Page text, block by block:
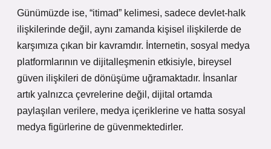
Günümüzde ise, “itimad” kelimesi, sadece devlet-halk
ilişkilerinde değil, aynı zamanda kişisel ilişkilerde de
karşımıza çıkan bir kavramdır. İnternetin, sosyal medya
platformlarının ve dijitalleşmenin etkisiyle, bireysel
güven ilişkileri de dönüşüme uğramaktadır. İnsanlar
artık yalnızca çevrelerine değil, dijital ortamda
paylaşılan verilere, medya içeriklerine ve hatta sosyal
medya figürlerine de güvenmektedirler.